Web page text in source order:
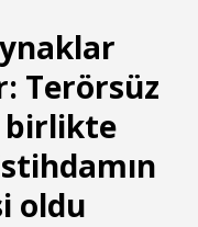
Terörsüz
birlikte
oldu